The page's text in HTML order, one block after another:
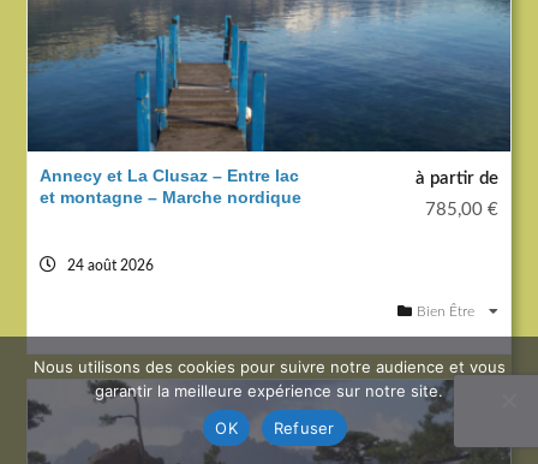
Annecy et La Clusaz – Entre lac
et montagne – Marche nordique
à partir de
785,00 €
24 août 2026
Bien Être
Nous utilisons des cookies pour suivre notre audience et vous
garantir la meilleure expérience sur notre site.
OK
Refuser